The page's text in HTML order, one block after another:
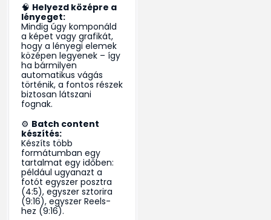
🧠 Helyezd középre a
lényeget:
Mindig úgy komponáld
a képet vagy grafikát,
hogy a lényegi elemek
középen legyenek – így
ha bármilyen
automatikus vágás
történik, a fontos részek
biztosan látszani
fognak.
⚙️ Batch content
készítés:
Készíts több
formátumban egy
tartalmat egy időben:
például ugyanazt a
fotót egyszer posztra
(4:5), egyszer sztorira
(9:16), egyszer Reels-
hez (9:16).